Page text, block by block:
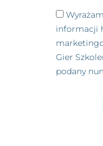
informacji
Gier
podany